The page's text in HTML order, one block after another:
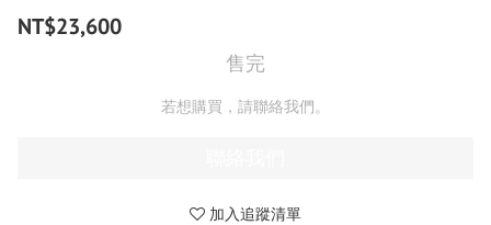
NT$23,600
售完
若想購買，請聯絡我們。
加入追蹤清單